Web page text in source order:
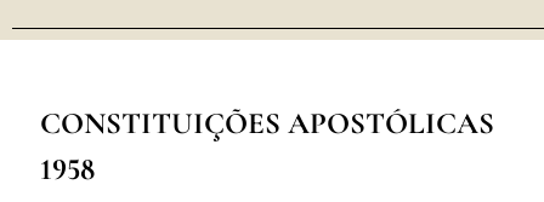
العربيّة
LATINE
CONSTITUIÇÕES APOSTÓLICAS
1958